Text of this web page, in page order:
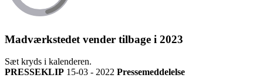
Madværkstedet vender tilbage i 2023
Sæt kryds i kalenderen.
PRESSEKLIP 15-03 - 2022 Pressemeddelelse